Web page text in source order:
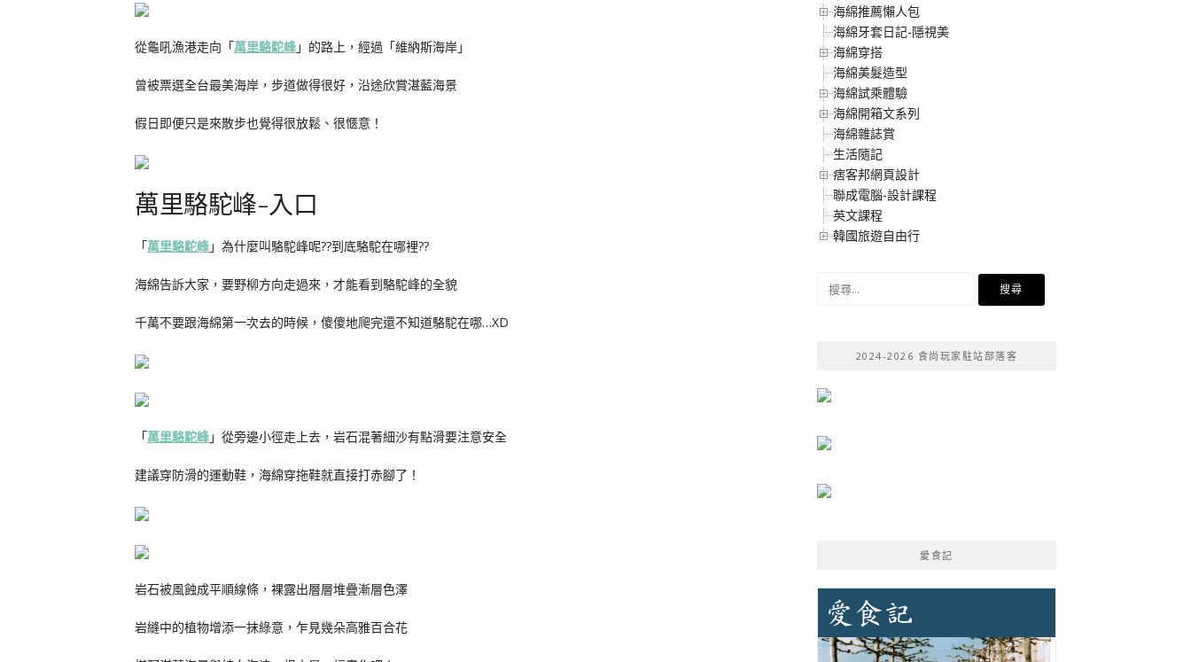
從龜吼漁港走向「萬里駱駝峰」的路上，經過「維納斯海岸」
曾被票選全台最美海岸，步道做得很好，沿途欣賞湛藍海景
假日即便只是來散步也覺得很放鬆、很愜意！
萬里駱駝峰-入口
「萬里駱駝峰」為什麼叫駱駝峰呢??到底駱駝在哪裡??
海綿告訴大家，要野柳方向走過來，才能看到駱駝峰的全貌
千萬不要跟海綿第一次去的時候，傻傻地爬完還不知道駱駝在哪…XD
「萬里駱駝峰」從旁邊小徑走上去，岩石混著細沙有點滑要注意安全
建議穿防滑的運動鞋，海綿穿拖鞋就直接打赤腳了！
岩石被風蝕成平順線條，裸露出層層堆疊漸層色澤
岩縫中的植物增添一抹綠意，乍見幾朵高雅百合花
海綿推薦懶人包
海綿牙套日記-隱視美
海綿穿搭
海綿美髮造型
海綿試乘體驗
海綿開箱文系列
海綿雜誌賞
生活隨記
痞客邦網頁設計
聯成電腦-設計課程
英文課程
韓國旅遊自由行
2024-2026 食尚玩家駐站部落客
愛食記